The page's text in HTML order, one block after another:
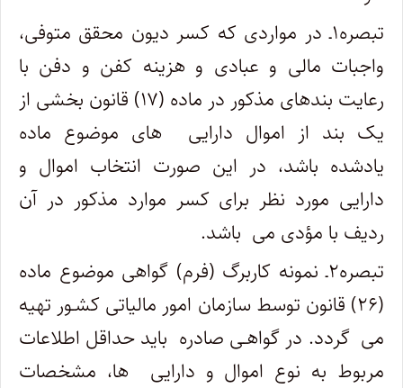
تبصره۱ـ در مواردی که کسر دیون محقق متوفی،
واجبات مالی و عبادی و هزینه کفن و دفن با
رعایت بندهای مذکور در ماده (۱۷) قانون بخشی از
یک بند از اموال دارایی ‎ های موضوع ماده
یادشده باشد، در این صورت انتخاب اموال و
دارایی مورد نظر برای کسر موارد مذکور در آن
ردیف با مؤدی می ‎ باشد.
تبصره۲ـ نمونه کاربرگ (فرم) گواهی موضوع ماده
(۲۶) قانون توسط سازمان امور مالیاتی کشـور تهیه
می ‎ گردد. در گواهـی صادره ‎ باید حداقل اطلاعات
مربوط به نوع اموال و دارایی ‎ ها، مشخصات